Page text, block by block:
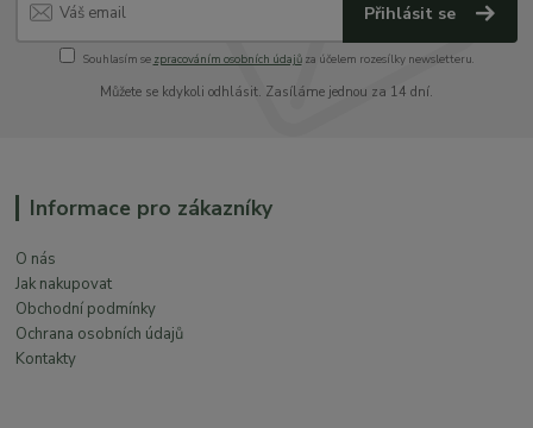
Přihlásit se
Souhlasím se zpracováním osobních údajůza účelem rozesílky newsletteru.
Můžete se kdykoli odhlásit. Zasíláme jednou za 14 dní.
Informace pro zákazníky
O nás
Jak nakupovat
Obchodní podmínky
Ochrana osobních údajů
Kontakty